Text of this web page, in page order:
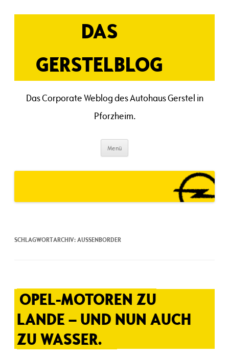
Inhalt
DAS
GERSTELBLOG
Das Corporate Weblog des Autohaus Gerstel in
Pforzheim.
Menü
SCHLAGWORTARCHIV:AUSSENBORDER
OPEL-MOTOREN ZU
LANDE – UND NUN AUCH
ZU WASSER.